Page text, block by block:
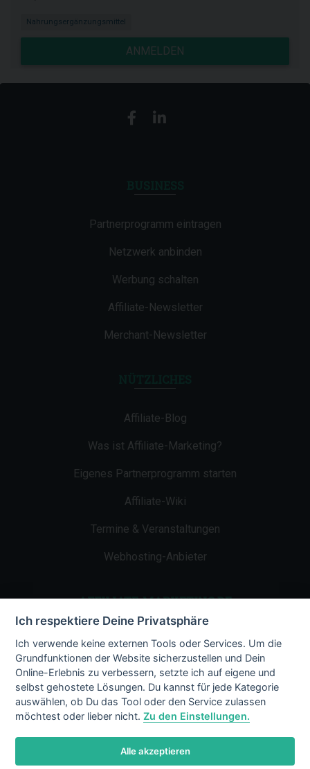
Nahrungsergänzungsmittel
ANMELDEN
Partnerprogramm eintragen
Netzwerk anbinden
Werbung schalten
Affiliate-Newsletter
Merchant-Newsletter
Affiliate-Blog
Was ist Affiliate-Marketing?
Eigenes Partnerprogramm starten
Affiliate-Wiki
Termine & Veranstaltungen
Webhosting-Anbieter
AFFILIATE-MARKETING.DE
Impressum
Kontakt
Datenschutz
Ich respektiere Deine Privatsphäre
Ich verwende keine externen Tools oder Services. Um die
Grundfunktionen der Website sicherzustellen und Dein
Online-Erlebnis zu verbessern, setzte ich auf eigene und
selbst gehostete Lösungen. Du kannst für jede Kategorie
auswählen, ob Du das Tool oder den Service zulassen
möchtest oder lieber nicht.Zu den Einstellungen.
Alle akzeptieren